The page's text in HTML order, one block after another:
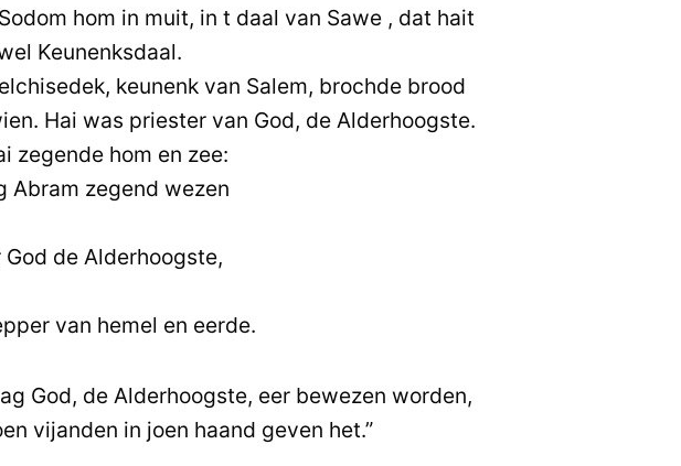
hom in muit, in t daal van Sawe , dat hait
Keunenksdaal.
keunenk van Salem, brochde brood
Hai was priester van God, de Alderhoogste.
zegende hom en zee:
Abram zegend wezen
God de Alderhoogste,
van hemel en eerde.
God, de Alderhoogste, eer bewezen worden,
vijanden in joen haand geven het.”